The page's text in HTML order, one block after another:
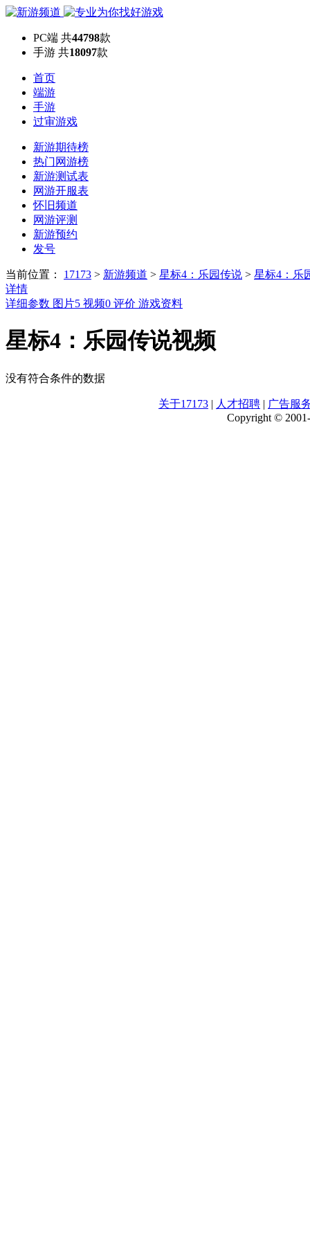
PC端 共44798款
手游 共18097款
首页
端游
手游
过审游戏
新游期待榜
热门网游榜
新游测试表
网游开服表
怀旧频道
网游评测
新游预约
发号
当前位置： 17173 > 新游频道 > 星标4：乐园传说 > 星标4：乐
详情
详细参数 图片5 视频0 评价 游戏资料
星标4：乐园传说视频
没有符合条件的数据
关于17173 | 人才招聘 | 广告服
Copyright ©